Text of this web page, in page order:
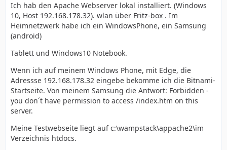
Ich hab den Apache Webserver lokal installiert. (Windows
10, Host 192.168.178.32). wlan über Fritz-box . Im
Heimnetzwerk habe ich ein WindowsPhone, ein Samsung
(android)
Tablett und Windows10 Notebook.
Wenn ich auf meinem Windows Phone, mit Edge, die
Adressse 192.168.178.32 eingebe bekomme ich die Bitnami-
Startseite. Von meinem Samsung die Antwort: Forbidden -
you don´t have permission to access /index.htm on this
server.
Meine Testwebseite liegt auf c:\wampstack\appache2\im
Verzeichnis htdocs.